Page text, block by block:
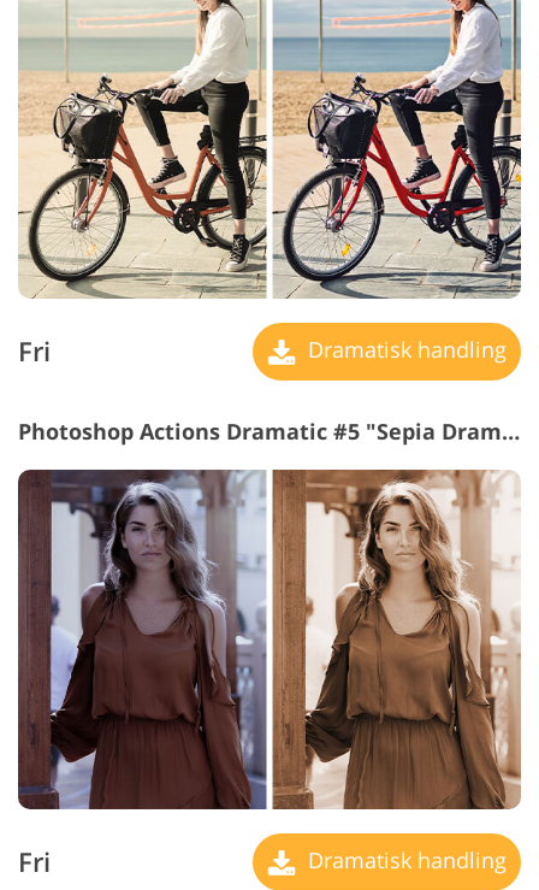
Fri Dramatisk handling
Photoshop Actions Dramatic #5 "Sepia Dramatic"
Fri Dramatisk handling